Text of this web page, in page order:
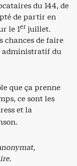
du 144, de
de partir en
le 1er juillet.
chances de faire
administratif du
que ça prenne
ce sont les
et la